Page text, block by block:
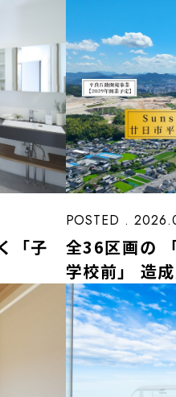
「子
POSTED .
全36区画の
学校前」 造成